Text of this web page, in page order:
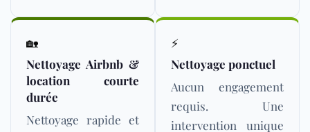
🏡
Nettoyage Airbnb &
location courte
durée
Nettoyage rapide et
⚡
Nettoyage ponctuel
Aucun engagement
requis. Une
intervention unique